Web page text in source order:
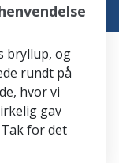
bryllup, og
rundt på
hvor vi
gav
for det